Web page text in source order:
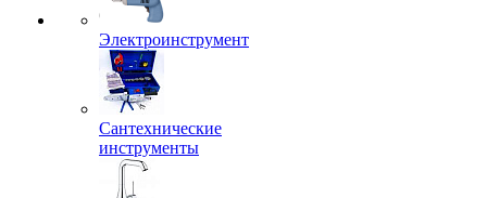
Электроинструмент
Сантехнические
инструменты